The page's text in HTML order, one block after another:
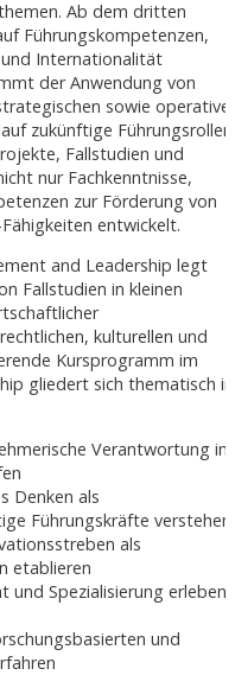
Ab dem dritten
Führungskompetenzen,
Internationalität
der Anwendung von
sowie
zukünftige Führungsrollen
Fallstudien und
nur Fachkenntnisse,
zur Förderung von
entwickelt.
and Leadership legt
Fallstudien in kleinen
kulturellen und
Kursprogramm im
gliedert sich thematisch in
Verantwortung im
Denken als
Führungskräfte verstehen
als
etablieren
Spezialisierung erleben,
und